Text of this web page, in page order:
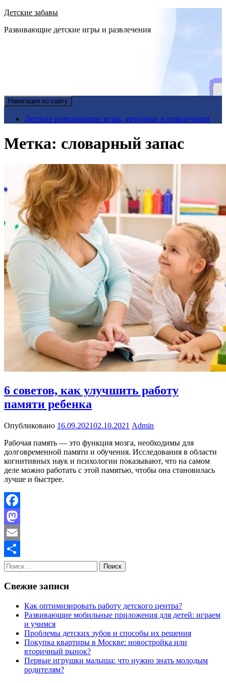
Детские забавы
Развивающие детские игры и развлечения
Навигация по сайту
Детские развивающие игры, методики и развлечения
Метка: словарный запас
6 советов, как улучшить работу
памяти ребенка
Опубликовано 16.09.202102.10.2021 Admin
Рабочая память — это функция мозга, необходимы для
долговременной памяти и обучения. Исследования в области
когнитивных наук и психологии показывают, что на самом
деле можно работать с этой памятью, чтобы она становилась
лучше и быстрее.
Facebook
Mastodon
Email
Отправить
Найти:
Свежие записи
Как оптимизировать работу детского центра?
Развивающие мобильные приложения для детей: играем
и учимся
Проблемы детских зубов и способы их решения
Покупка квартиры в Москве: новостройка или
вторичный рынок?
Первые игрушки малыша: что нужно знать молодым
родителям?